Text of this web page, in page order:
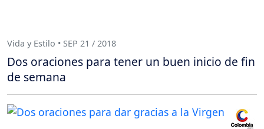
Vida y Estilo • SEP 21 / 2018
Dos oraciones para tener un buen inicio de fin
de semana